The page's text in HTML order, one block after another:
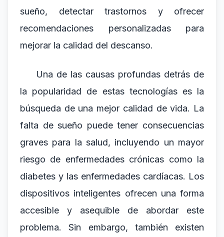
sueño, detectar trastornos y ofrecer
recomendaciones personalizadas para
mejorar la calidad del descanso.
Una de las causas profundas detrás de
la popularidad de estas tecnologías es la
búsqueda de una mejor calidad de vida. La
falta de sueño puede tener consecuencias
graves para la salud, incluyendo un mayor
riesgo de enfermedades crónicas como la
diabetes y las enfermedades cardíacas. Los
dispositivos inteligentes ofrecen una forma
accesible y asequible de abordar este
problema. Sin embargo, también existen